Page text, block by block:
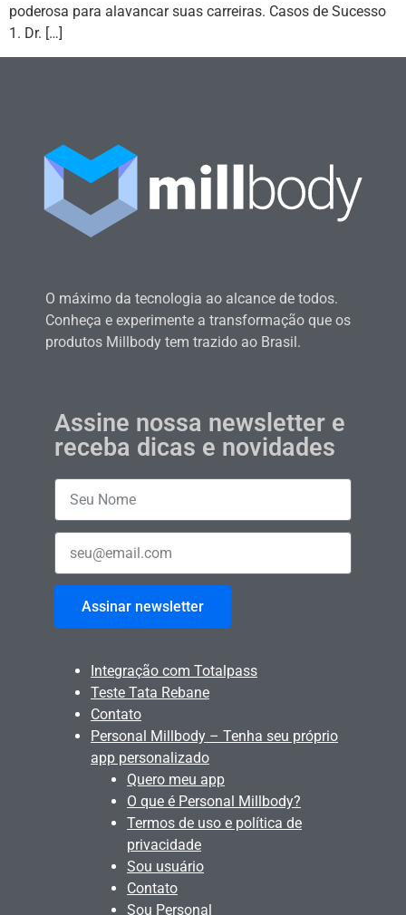
poderosa para alavancar suas carreiras. Casos de Sucesso
1. Dr. […]
O máximo da tecnologia ao alcance de todos.
Conheça e experimente a transformação que os
produtos Millbody tem trazido ao Brasil.
Assine nossa newsletter e
receba dicas e novidades
Assinar newsletter
Integração com Totalpass
Teste Tata Rebane
Contato
Personal Millbody – Tenha seu próprio
app personalizado
Quero meu app
O que é Personal Millbody?
Termos de uso e política de
privacidade
Sou usuário
Contato
Sou Personal